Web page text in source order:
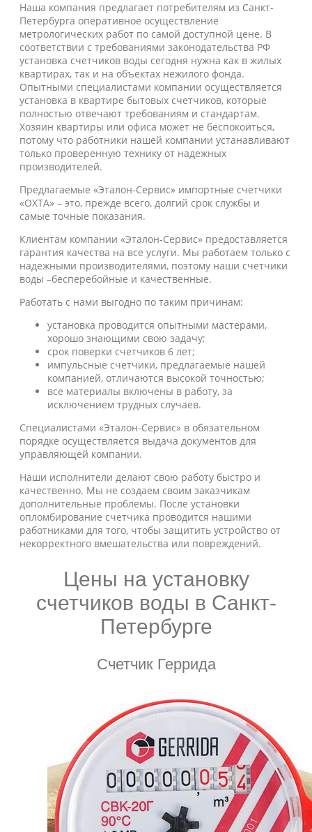
Наша компания предлагает потребителям из Санкт-
Петербурга оперативное осуществление
метрологических работ по самой доступной цене. В
соответствии с требованиями законодательства РФ
установка счетчиков воды сегодня нужна как в жилых
квартирах, так и на объектах нежилого фонда.
Опытными специалистами компании осуществляется
установка в квартире бытовых счетчиков, которые
полностью отвечают требованиям и стандартам.
Хозяин квартиры или офиса может не беспокоиться,
потому что работники нашей компании устанавливают
только проверенную технику от надежных
производителей.
Предлагаемые «Эталон-Сервис» импортные счетчики
«ОХТА» – это, прежде всего, долгий срок службы и
самые точные показания.
Клиентам компании «Эталон-Сервис» предоставляется
гарантия качества на все услуги. Мы работаем только с
надежными производителями, поэтому наши счетчики
воды –бесперебойные и качественные.
Работать с нами выгодно по таким причинам:
установка проводится опытными мастерами,
хорошо знающими свою задачу;
срок поверки счетчиков 6 лет;
импульсные счетчики, предлагаемые нашей
компанией, отличаются высокой точностью;
все материалы включены в работу, за
исключением трудных случаев.
Специалистами «Эталон-Сервис» в обязательном
порядке осуществляется выдача документов для
управляющей компании.
Наши исполнители делают свою работу быстро и
качественно. Мы не создаем своим заказчикам
дополнительные проблемы. После установки
опломбирование счетчика проводится нашими
работниками для того, чтобы защитить устройство от
некорректного вмешательства или повреждений.
Цены на установку
счетчиков воды в Санкт-
Петербурге
Счетчик Геррида